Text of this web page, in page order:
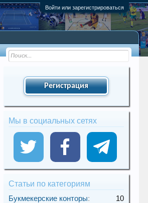
Войти или зарегистрироваться
Регистрация
Мы в социальных сетях
Статьи по категориям
Букмекерские конторы:
10